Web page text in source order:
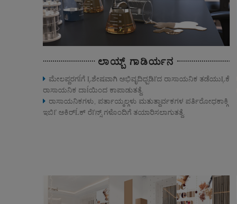
ಲಾಯ್ಬ್ ಗಾಡಿರ್ಯನ
ಮೇಲಪ್ದರಗĺಗೆ Ļಶೇಷವಾಗಿ ಅಭಿವೃದಿಧ್ಪಡಿľದ ರಾಸಾಯನಿಕ ತಡೆಯುĻಕೆ
ರಾಸಾಯನಿಕ ದಾĺಯಿಂದ ಕಾಪಾಡುತತ್ದೆ.
ರಾಸಾಯನಿಕಗಳು, ಪರ್ತಾಯ್ಮಲ್ಗಳು ಮತುತ್ದಾರ್ವಕಗಳ ಪರ್ತಿರೋಧಕಾಕ್ಗಿ
ಇಬಿľ ಅಕಿರ್Ĺಕ್ ರೆľನ್ಸ್ ಗಳೊಂದಿಗೆ ತಯಾರಿಸಲಾಗುತತ್ದೆ.